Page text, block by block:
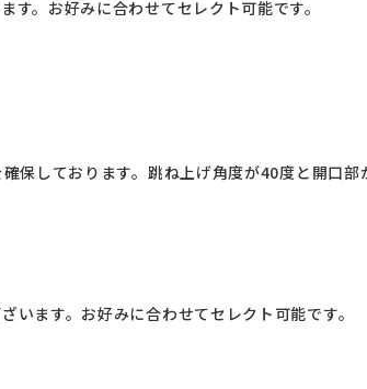
。お好みに合わせてセレクト可能です。
保しております。跳ね上げ角度が40度と開口部
います。お好みに合わせてセレクト可能です。